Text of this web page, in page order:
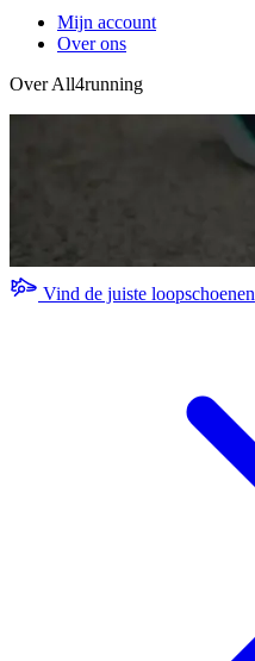
Mijn account
Over ons
Over All4running
Vind de juiste loopschoenen